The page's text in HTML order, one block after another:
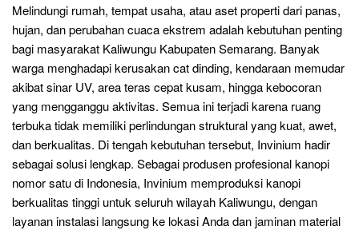
Melindungi rumah, tempat usaha, atau aset properti dari panas,
hujan, dan perubahan cuaca ekstrem adalah kebutuhan penting
bagi masyarakat Kaliwungu Kabupaten Semarang. Banyak
warga menghadapi kerusakan cat dinding, kendaraan memudar
akibat sinar UV, area teras cepat kusam, hingga kebocoran
yang mengganggu aktivitas. Semua ini terjadi karena ruang
terbuka tidak memiliki perlindungan struktural yang kuat, awet,
dan berkualitas. Di tengah kebutuhan tersebut, Invinium hadir
sebagai solusi lengkap. Sebagai produsen profesional kanopi
nomor satu di Indonesia, Invinium memproduksi kanopi
berkualitas tinggi untuk seluruh wilayah Kaliwungu, dengan
layanan instalasi langsung ke lokasi Anda dan jaminan material